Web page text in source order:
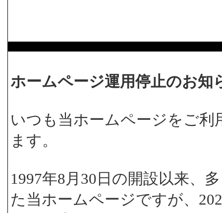
ホームページ運用停止のお知
いつも当ホームページをご
ます。
1997年8月30日の開設以来、
た当ホームページですが、